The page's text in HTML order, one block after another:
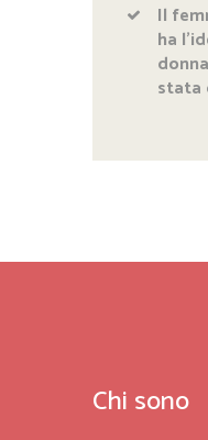
Il
ha
stata
Chi sono